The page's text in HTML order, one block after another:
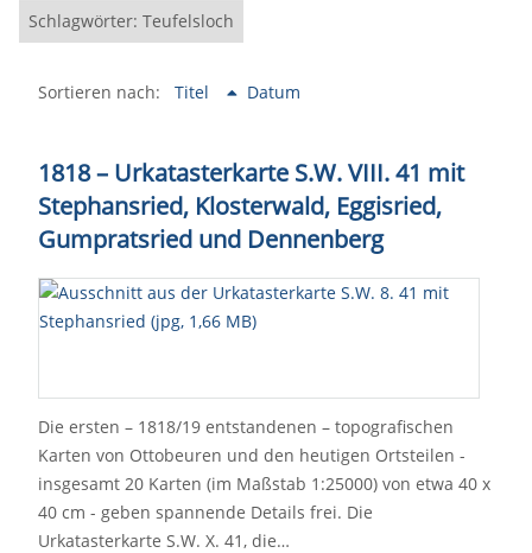
Schlagwörter: Teufelsloch
Sortieren nach: Titel Datum
1818 – Urkatasterkarte S.W. VIII. 41 mit
Stephansried, Klosterwald, Eggisried,
Gumpratsried und Dennenberg
Die ersten – 1818/19 entstandenen – topografischen
Karten von Ottobeuren und den heutigen Ortsteilen -
insgesamt 20 Karten (im Maßstab 1:25000) von etwa 40 x
40 cm - geben spannende Details frei. Die
Urkatasterkarte S.W. X. 41, die…